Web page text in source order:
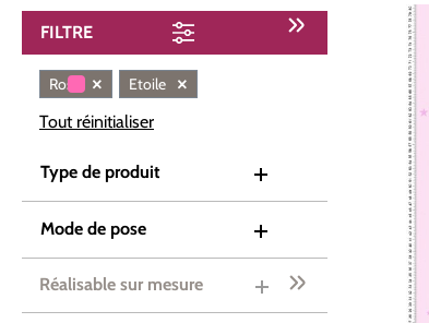
FILTRE
Rose × Etoile ×
Tout réinitialiser
Type de produit
Mode de pose
Réalisable sur mesure